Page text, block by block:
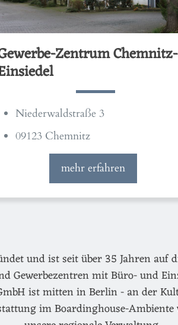
Zentrum Chemnitz-
Niederwaldstraße 3
09123 Chemnitz
mehr erfahren
und ist seit über 35 Jahren
Gewerbezentren mit Büro- und
ist mitten in Berlin - an der
im Boardinghouse-